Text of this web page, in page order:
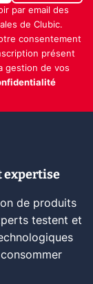
par email des
de Clubic.
consentement
présent
gestion de vos
expertise
de produits
testent et